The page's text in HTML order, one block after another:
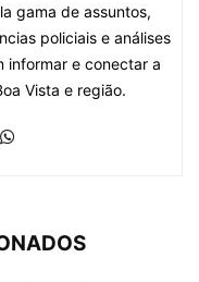
gama de assuntos,
policiais e análises
informar e conectar a
Vista e região.